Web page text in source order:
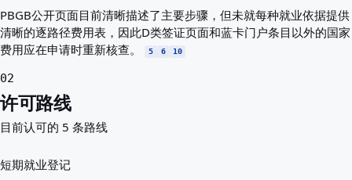
PBGB公开页面目前清晰描述了主要步骤，但未就每种就业依据提供
清晰的逐路径费用表，因此D类签证页面和蓝卡门户条目以外的国家
费用应在申请时重新核查。
5 6 10
02
许可路线
目前认可的 5 条路线
短期就业登记